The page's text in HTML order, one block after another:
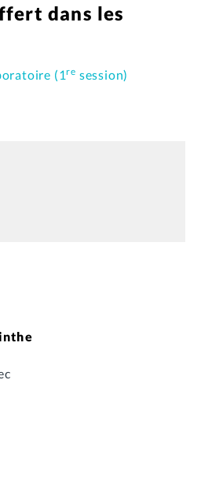
dans les
(1re session)